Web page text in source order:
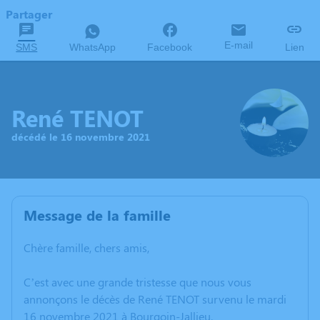
Partager
SMS WhatsApp Facebook E-mail Lien
René TENOT
décédé le 16 novembre 2021
Message de la famille
Chère famille, chers amis,
C’est avec une grande tristesse que nous vous
annonçons le décès de René TENOT survenu le mardi
16 novembre 2021 à Bourgoin-Jallieu.